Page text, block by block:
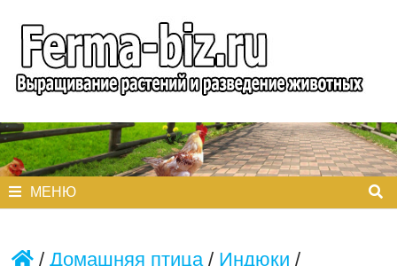
содержимому
МЕНЮ
/ Домашняя птица/ Индюки /